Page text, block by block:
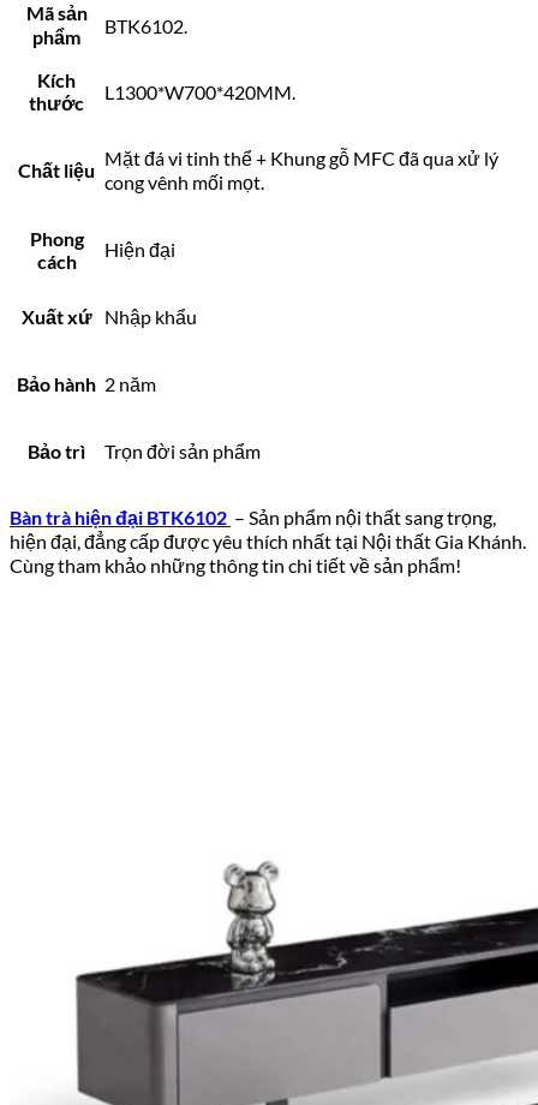
Mã sản
phẩm
BTK6102.
Kích
thước
L1300*W700*420MM.
Chất liệu
Mặt đá vi tinh thể + Khung gỗ MFC đã qua xử lý
cong vênh mối mọt.
Phong
cách
Hiện đại
Xuất xứ Nhập khẩu
Bảo hành 2 năm
Bảo trì Trọn đời sản phẩm
Bàn trà hiện đại BTK6102 – Sản phẩm nội thất sang trọng,
hiện đại, đẳng cấp được yêu thích nhất tại Nội thất Gia Khánh.
Cùng tham khảo những thông tin chi tiết về sản phẩm!